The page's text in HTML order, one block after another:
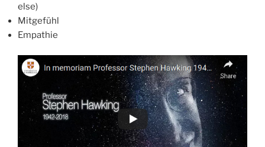
else)
Mitgefühl
Empathie